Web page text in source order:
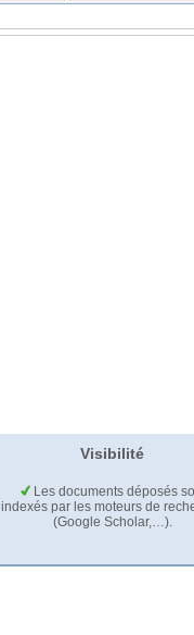
Visibilité
Les documents déposés
indexés par les moteurs de
(Google Scholar,…).